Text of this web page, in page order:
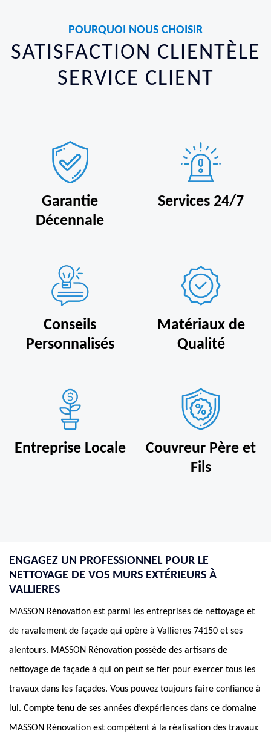
POURQUOI NOUS CHOISIR
SATISFACTION CLIENTÈLE
SERVICE CLIENT
Garantie
Décennale
Services 24/7
Conseils
Personnalisés
Matériaux de
Qualité
Entreprise Locale
Couvreur Père et
Fils
ENGAGEZ UN PROFESSIONNEL POUR LE
NETTOYAGE DE VOS MURS EXTÉRIEURS À
VALLIERES
MASSON Rénovation est parmi les entreprises de nettoyage et
de ravalement de façade qui opère à Vallieres 74150 et ses
alentours. MASSON Rénovation possède des artisans de
nettoyage de façade à qui on peut se fier pour exercer tous les
travaux dans les façades. Vous pouvez toujours faire confiance à
lui. Compte tenu de ses années d’expériences dans ce domaine
MASSON Rénovation est compétent à la réalisation des travaux